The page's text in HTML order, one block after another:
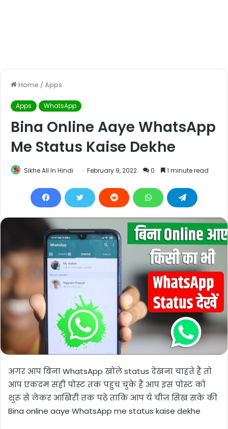
Home /Apps
Apps WhatsApp
Bina Online Aaye WhatsApp
Me Status Kaise Dekhe
Sikhe All In Hindi February 9, 2022 0 1 minute read
अगर आप बिना WhatsApp खोले status देखना चाहते हैं तो
आप एकदम सही पोस्ट तक पहुंच चुके हैं आप इस पोस्ट को
शुरू से लेकर आखिरी तक पढ़े ताकि आप ये चीज़ सिख सके की
Bina online aaye WhatsApp me status kaise dekhe